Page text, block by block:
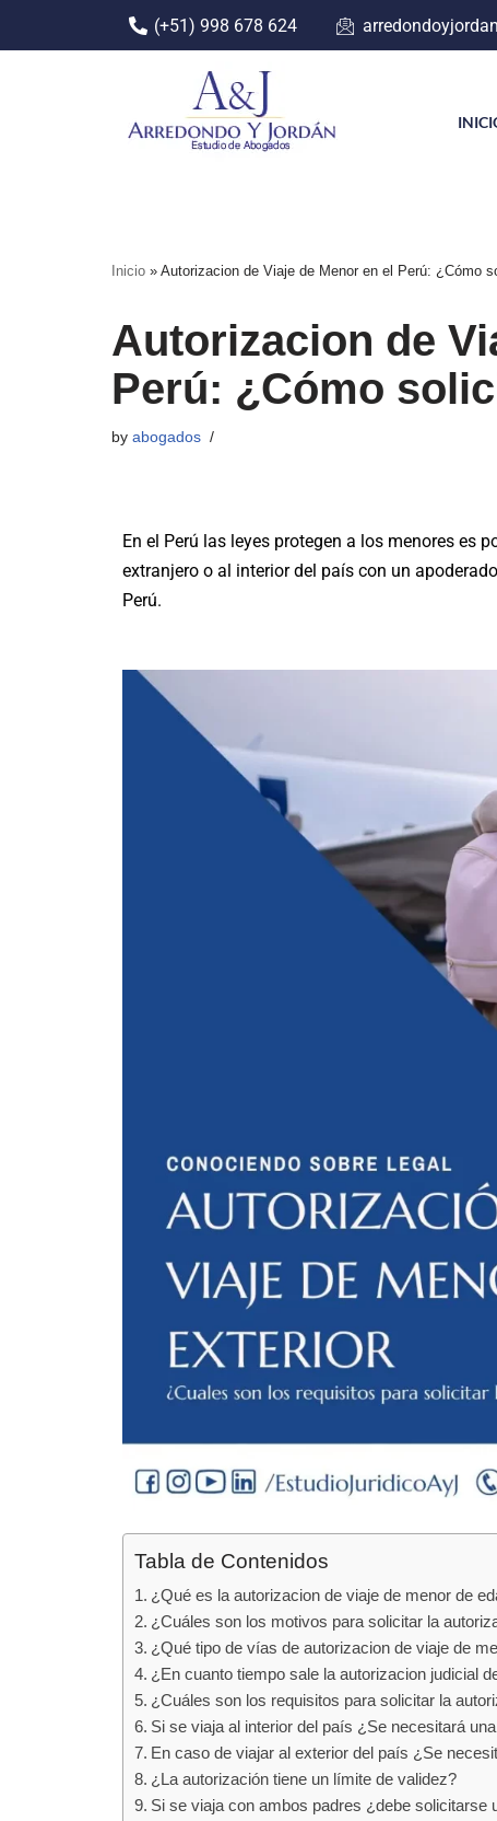
(+51) 998 678 624
Inicio » Autorizacion de Viaje de Menor en el Perú: ¿Cómo
Autorizacion de
Perú: ¿Cómo
by abogados
En el Perú las leyes protegen a los menores es
extranjero o al interior del país con un
Perú.
Tabla de Contenidos
¿Qué es la autorizacion de viaje de menor de
¿Cuáles son los motivos para solicitar la
¿Qué tipo de vías de autorizacion de viaje de
¿En cuanto tiempo sale la autorizacion judicial
¿Cuáles son los requisitos para solicitar la
Si se viaja al interior del país ¿Se necesitará
En caso de viajar al exterior del país ¿Se
¿La autorización tiene un límite de validez?
Si se viaja con ambos padres ¿debe solicitarse